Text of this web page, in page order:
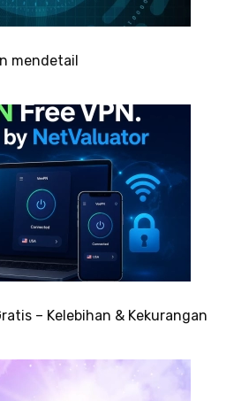
mendetail
– Kelebihan & Kekurangan